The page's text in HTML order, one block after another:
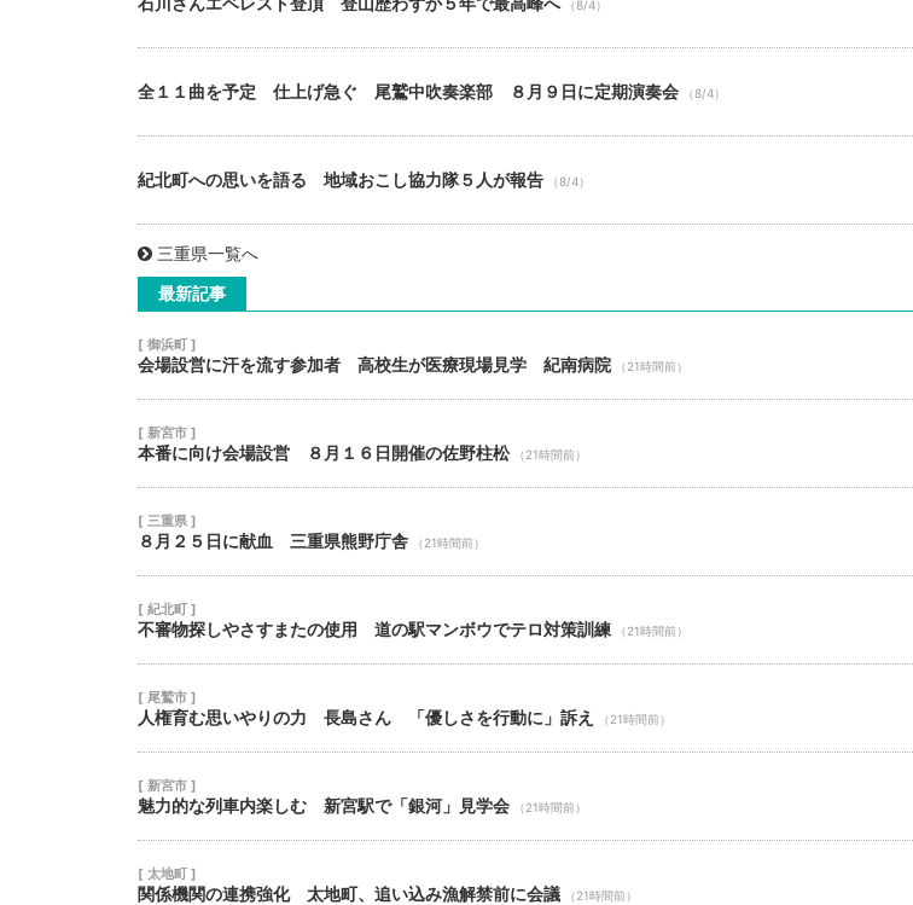
（8/4）
全１１曲を予定 仕上げ急ぐ 尾鷲中吹奏楽部 ８月９日に定期演奏会 （8/4）
紀北町への思いを語る 地域おこし協力隊５人が報告 （8/4）
三重県一覧へ
最新記事
[ 御浜町 ]
会場設営に汗を流す参加者 高校生が医療現場見学 紀南病院 （21時間前）
[ 新宮市 ]
本番に向け会場設営 ８月１６日開催の佐野柱松 （21時間前）
[ 三重県 ]
８月２５日に献血 三重県熊野庁舎 （21時間前）
[ 紀北町 ]
不審物探しやさすまたの使用 道の駅マンボウでテロ対策訓練 （21時間前）
[ 尾鷲市 ]
人権育む思いやりの力 長島さん 「優しさを行動に」訴え （21時間前）
[ 新宮市 ]
魅力的な列車内楽しむ 新宮駅で「銀河」見学会 （21時間前）
[ 太地町 ]
関係機関の連携強化 太地町、追い込み漁解禁前に会議 （21時間前）